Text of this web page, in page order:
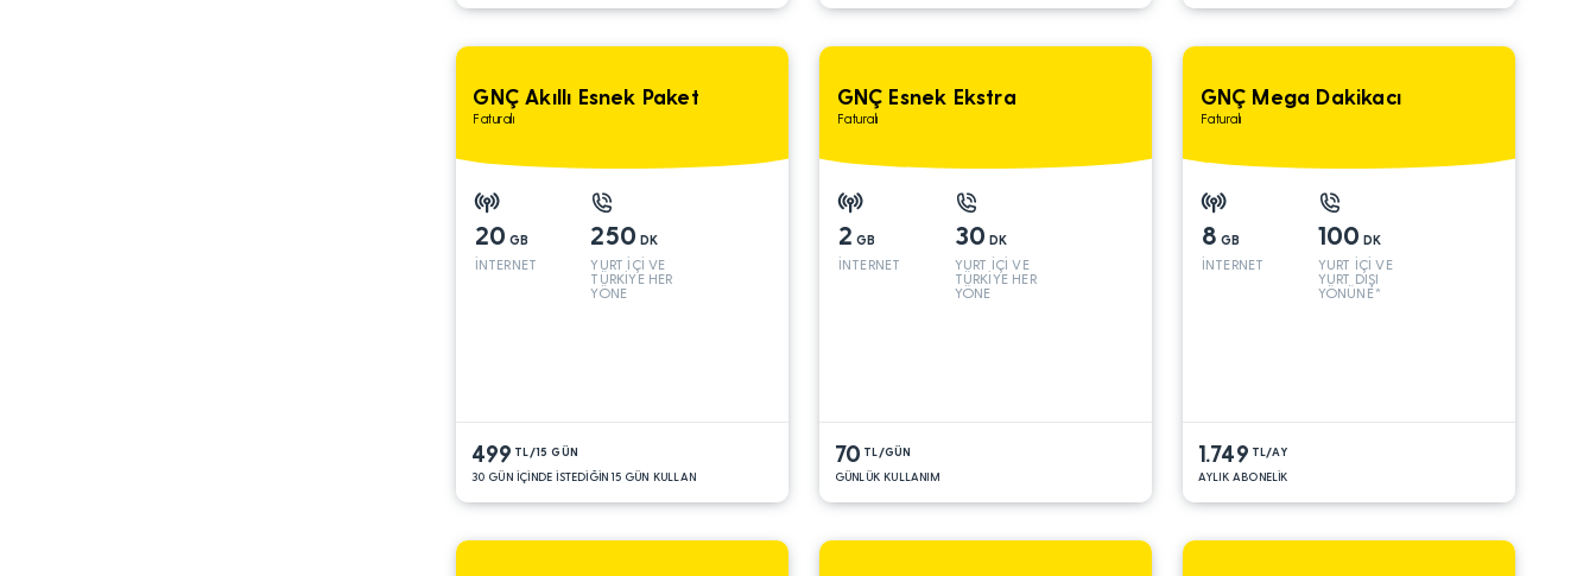
GNÇ Akıllı Esnek Paket
Faturalı
20 GB
İNTERNET
250 DK
YURT İÇİ VE
TÜRKİYE HER
YÖNE
499 TL/15 GÜN
30 GÜN İÇİNDE İSTEDİĞİN 15 GÜN KULLAN
GNÇ Esnek Ekstra
Faturalı
2 GB
İNTERNET
30 DK
YURT İÇİ VE
TÜRKİYE HER
YÖNE
70 TL/GÜN
GÜNLÜK KULLANIM
GNÇ Mega Dakikacı
Faturalı
8 GB
İNTERNET
100 DK
YURT İÇİ VE
YURT DIŞI
YÖNÜNE*
1.749 TL/AY
AYLIK ABONELİK